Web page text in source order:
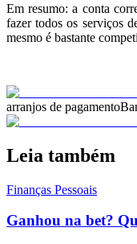
Em resumo: a conta
fazer todos os serviços
mesmo é bastante
arranjos de pagamento
Leia também
Finanças Pessoais
Ganhou na bet?